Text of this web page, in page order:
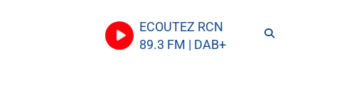
ECOUTEZ RCN
89.3 FM | DAB+